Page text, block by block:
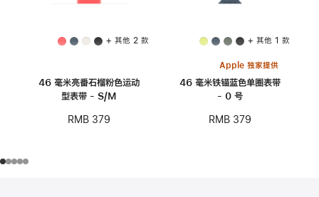
+ 其他 2 款
46 毫米亮番石榴粉色运动
型表带 - S/M
RMB 379
+ 其他 1 款
Apple 独家提供
46 毫米铁锚蓝色单圈表带
- 0 号
RMB 379